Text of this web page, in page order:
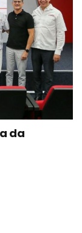
da